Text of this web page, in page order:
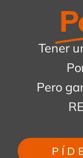
Tener
Pero